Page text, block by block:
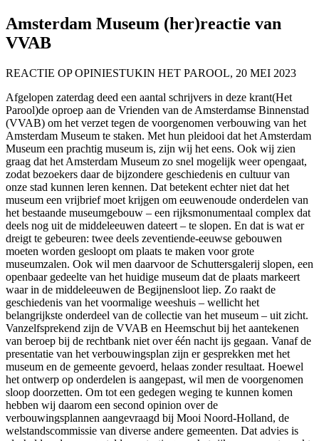
Amsterdam Museum (her)reactie van
VVAB
REACTIE OP OPINIESTUKIN HET PAROOL, 20 MEI 2023
Afgelopen zaterdag deed een aantal schrijvers in deze krant(Het
Parool)de oproep aan de Vrienden van de Amsterdamse Binnenstad
(VVAB) om het verzet tegen de voorgenomen verbouwing van het
Amsterdam Museum te staken. Met hun pleidooi dat het Amsterdam
Museum een prachtig museum is, zijn wij het eens. Ook wij zien
graag dat het Amsterdam Museum zo snel mogelijk weer opengaat,
zodat bezoekers daar de bijzondere geschiedenis en cultuur van
onze stad kunnen leren kennen. Dat betekent echter niet dat het
museum een vrijbrief moet krijgen om eeuwenoude onderdelen van
het bestaande museumgebouw – een rijksmonumentaal complex dat
deels nog uit de middeleeuwen dateert – te slopen. En dat is wat er
dreigt te gebeuren: twee deels zeventiende-eeuwse gebouwen
moeten worden gesloopt om plaats te maken voor grote
museumzalen. Ook wil men daarvoor de Schuttersgalerij slopen, een
openbaar gedeelte van het huidige museum dat de plaats markeert
waar in de middeleeuwen de Begijnensloot liep. Zo raakt de
geschiedenis van het voormalige weeshuis – wellicht het
belangrijkste onderdeel van de collectie van het museum – uit zicht.
Vanzelfsprekend zijn de VVAB en Heemschut bij het aantekenen
van beroep bij de rechtbank niet over één nacht ijs gegaan. Vanaf de
presentatie van het verbouwingsplan zijn er gesprekken met het
museum en de gemeente gevoerd, helaas zonder resultaat. Hoewel
het ontwerp op onderdelen is aangepast, wil men de voorgenomen
sloop doorzetten. Om tot een gedegen weging te kunnen komen
hebben wij daarom een second opinion over de
verbouwingsplannen aangevraagd bij Mooi Noord-Holland, de
welstandscommissie van diverse andere gemeenten. Dat advies is